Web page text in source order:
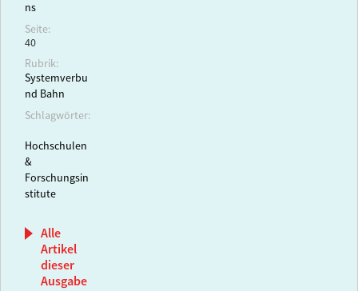
ns
Seite:
40
Rubrik:
Systemverbu
nd Bahn
Schlagwörter:
Hochschulen
&
Forschungsin
stitute
Alle
Artikel
dieser
Ausgabe